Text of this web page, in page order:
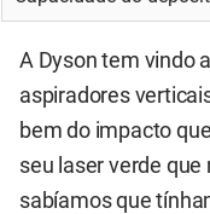
A Dyson tem vindo
aspiradores
bem do impacto
seu laser verde
sabíamos que